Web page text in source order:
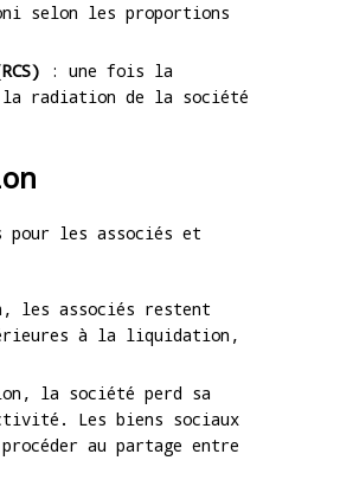
selon les proportions
: une fois la
radiation de la société
pour les associés et
les associés restent
à la liquidation,
la société perd sa
Les biens sociaux
au partage entre